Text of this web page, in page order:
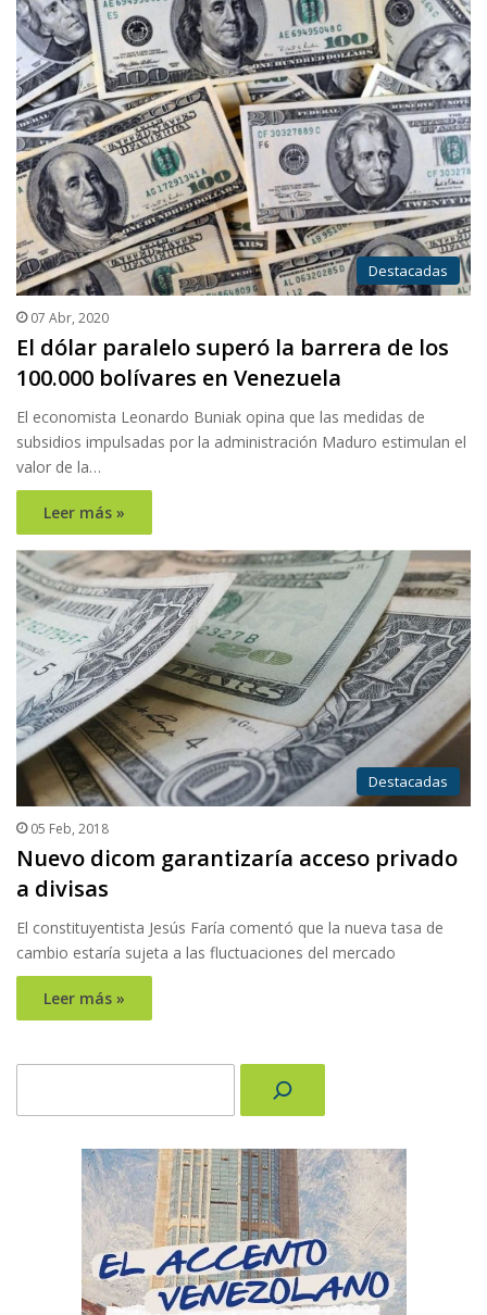
Destacadas
07 Abr, 2020
El dólar paralelo superó la barrera de los
100.000 bolívares en Venezuela
El economista Leonardo Buniak opina que las medidas de
subsidios impulsadas por la administración Maduro estimulan el
valor de la…
Leer más »
Destacadas
05 Feb, 2018
Nuevo dicom garantizaría acceso privado
a divisas
El constituyentista Jesús Faría comentó que la nueva tasa de
cambio estaría sujeta a las fluctuaciones del mercado
Leer más »